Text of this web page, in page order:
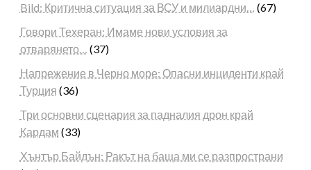
Bild: Критична ситуация за ВСУ и милиардни… (67)
Говори Техеран: Имаме нови условия за
отварянето… (37)
Напрежение в Черно море: Опасни инциденти край
Турция (36)
Три основни сценария за падналия дрон край
Кардам (33)
Хънтър Байдън: Ракът на баща ми се разпространи